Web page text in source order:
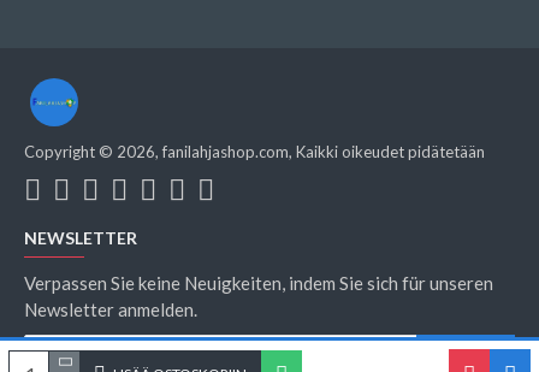
Copyright © 2026, fanilahjashop.com, Kaikki oikeudet pidätetään
NEWSLETTER
Verpassen Sie keine Neuigkeiten, indem Sie sich für unseren
Newsletter anmelden.